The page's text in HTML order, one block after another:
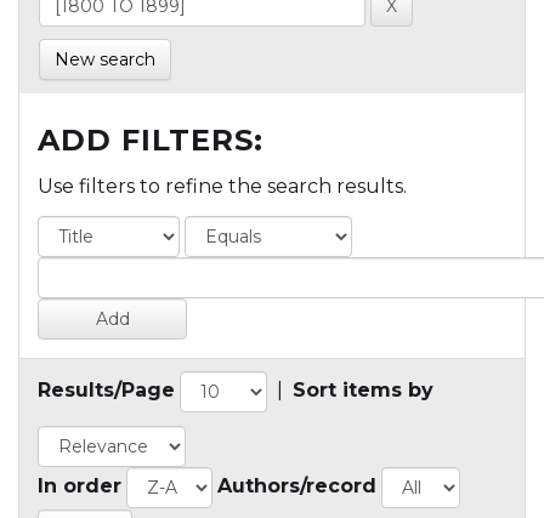
New search
ADD FILTERS:
Use filters to refine the search results.
Results/Page Sort items by
In order Authors/record